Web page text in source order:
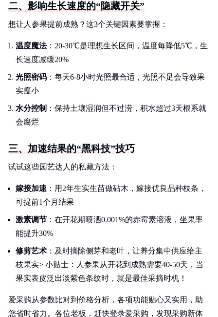
二、影响生长速度的“隐藏开关”
想让人参果提前成熟？这3个关键因素要掌握：
温度魔法：20-30℃是理想生长区间，温度每降低5℃，生
长速度减缓20%
光照密码 ：每天6-8小时光照最合适，光照不足会导致果
实瘦小
水分控制 ：保持土壤湿润但不过涝，积水超过3天根系就
会腐烂
三、加速结果的“黑科技”技巧
试试这些园艺达人的私藏方法：
嫁接加速 ：用2年生实生苗做砧木，嫁接优良品种枝条，
可提前1个月结果
激素调节 ：在开花期喷洒0.001%的赤霉素溶液，坐果率
能提升30%
修剪艺术 ：及时摘除侧芽和老叶，让养分集中供应给主
枝果实> 小贴士：人参果从开花到成熟需要40-50天，当
果实表皮泛出淡紫色条纹时，就是最佳采摘时机！
爱采购从参数比对到价格分析，各项功能贴心又实用，助
您省时省力。各位老板，赶快登录爱采购，发现采购新体